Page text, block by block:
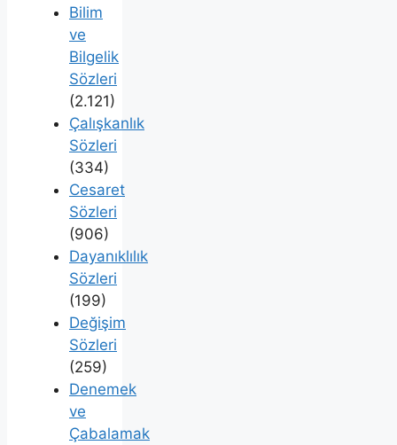
Bilim
ve
Bilgelik
Sözleri
(2.121)
Çalışkanlık
Sözleri
(334)
Cesaret
Sözleri
(906)
Dayanıklılık
Sözleri
(199)
Değişim
Sözleri
(259)
Denemek
ve
Çabalamak